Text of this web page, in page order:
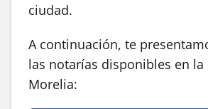
ciudad.
A continuación, te
las notarías disponibles en la
Morelia: